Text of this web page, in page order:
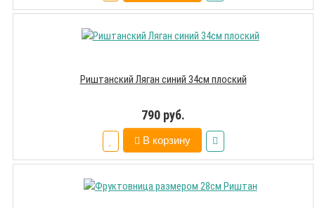
Риштанский Ляган синий 34см плоский
790 руб.
В корзину